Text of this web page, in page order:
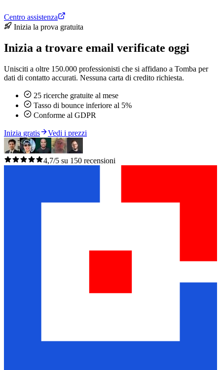
Centro assistenza
Inizia la prova gratuita
Inizia a trovare email verificate oggi
Unisciti a oltre 150.000 professionisti che si affidano a Tomba per
dati di contatto accurati. Nessuna carta di credito richiesta.
25 ricerche gratuite al mese
Tasso di bounce inferiore al 5%
Conforme al GDPR
Inizia gratis Vedi i prezzi
4,7/5 su 150 recensioni